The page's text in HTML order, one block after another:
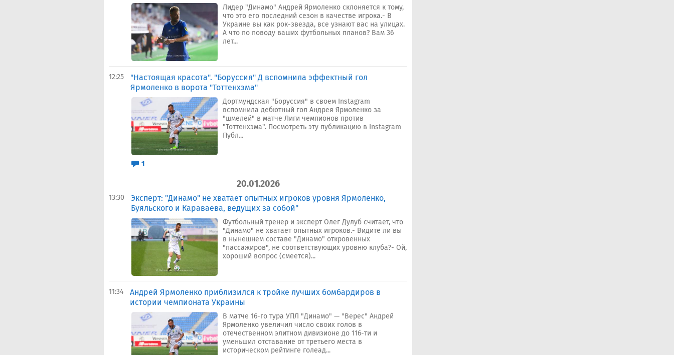
Лидер "Динамо" Андрей Ярмоленко склоняется к тому,
что это его последний сезон в качестве игрока.- В
Украине вы как рок-звезда, все узнают вас на улицах.
А что по поводу ваших футбольных планов? Вам 36
лет...
12:25
"Настоящая красота". "Боруссия" Д вспомнила эффектный гол
Ярмоленко в ворота "Тоттенхэма"
Дортмундская "Боруссия" в своем Instagram
вспомнила дебютный гол Андрея Ярмоленко за
"шмелей" в матче Лиги чемпионов против
"Тоттенхэма". Посмотреть эту публикацию в Instagram
Публ...
1
20.01.2026
13:30
Эксперт: "Динамо" не хватает опытных игроков уровня Ярмоленко,
Буяльского и Караваева, ведущих за собой"
Футбольный тренер и эксперт Олег Дулуб считает, что
"Динамо" не хватает опытных игроков.- Видите ли вы
в нынешнем составе "Динамо" откровенных
"пассажиров", не соответствующих уровню клуба?- Ой,
хороший вопрос (смеется)...
11:34
Андрей Ярмоленко приблизился к тройке лучших бомбардиров в
истории чемпионата Украины
В матче 16-го тура УПЛ "Динамо" — "Верес" Андрей
Ярмоленко увеличил число своих голов в
отечественном элитном дивизионе до 116-ти и
уменьшил отставание от третьего места в
историческом рейтинге голеад...